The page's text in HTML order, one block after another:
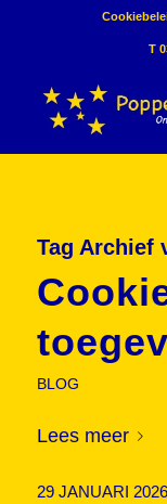
T
Tag Archief
BLOG
Lees meer
29 JANUARI 2026